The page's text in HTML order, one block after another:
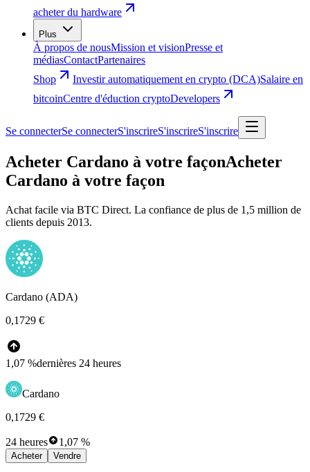
acheter du hardware
Plus
À propos de nousMission et visionPresse et
médiasContactPartenaires
Shop
Investir automatiquement en crypto (DCA)Salaire en
bitcoinCentre d'éduction cryptoDevelopers
Se connecterSe connecterS'inscrireS'inscrireS'inscrire
Acheter Cardano à votre façonAcheter
Cardano à votre façon
Achat facile via BTC Direct. La confiance de plus de 1,5 million de
clients depuis 2013.
Cardano (ADA)
0,1729 €
1,07 %dernières 24 heures
Cardano
0,1729 €
24 heures 1,07 %
Acheter Vendre